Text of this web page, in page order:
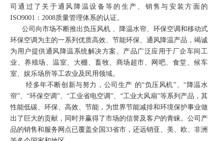
司通过了关于通风降温设备等的生产、销售与安装方面的
ISO9001：2008质量管理体系的认证。
公司向市场不断推出负压风机 、降温水帘、环保空调和移动式
环保空调为主的一系列优质高效、节能环保、通风降温产品，竭诚
为用户提供通风降温系统解决方案。产品广泛应用于厂企车间工
业、养殖场、温室、大棚、畜牧、商场超市、网吧、食堂、候车
室、娱乐场所等工农业及民用领域。
经多年不断创新与努力，公司生产 的“负压风机”、“降温水
帘”、“环保空调”、“工业省电空调”、 “工业大风扇”等系列产品，其
性能低碳、环保、高效、节能，为世界节能减排和环境保护事业做
出了巨大的贡献，同时并赢得了市场的信誉及客户的青睐。公司产
品的销售和服务网点已覆盖全国33省市，还远销亚、美、欧、非洲